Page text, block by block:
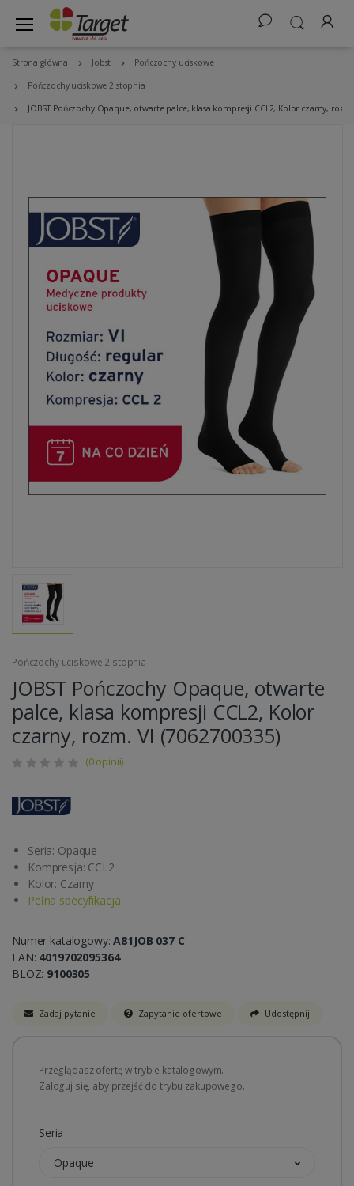
Strona główna Jobst Pończochy uciskowe
Pończochy uciskowe 2 stopnia
JOBST Pończochy Opaque, otwarte palce, klasa kompresji CCL2, Kolor czarny,
Pończochy uciskowe 2 stopnia
JOBST Pończochy Opaque, otwarte
palce, klasa kompresji CCL2, Kolor
czarny, rozm. VI (7062700335)
(0 opinii)
Seria: Opaque
Kompresja: CCL2
Kolor: Czarny
Pełna specyfikacja
Numer katalogowy:A81JOB 037 C
EAN: 4019702095364
BLOZ: 9100305
Zadaj pytanie Zapytanie ofertowe Udostępnij
Przeglądasz ofertę w trybie katalogowym.
Zaloguj się, aby przejść do trybu zakupowego.
Seria
Opaque